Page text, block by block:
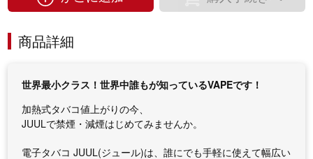
商品詳細
世界最小クラス！世界中誰もが知っているVAPEです！
加熱式タバコ値上がりの今、
JUULで禁煙・減煙はじめてみませんか。
電子タバコ JUUL(ジュール)は、誰にでも手軽に使えて幅広い